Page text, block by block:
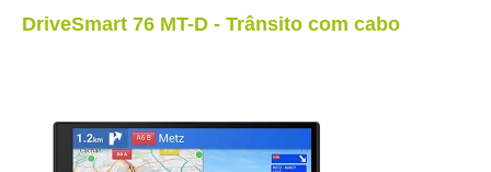
DriveSmart 76 MT-D - Trânsito com cabo